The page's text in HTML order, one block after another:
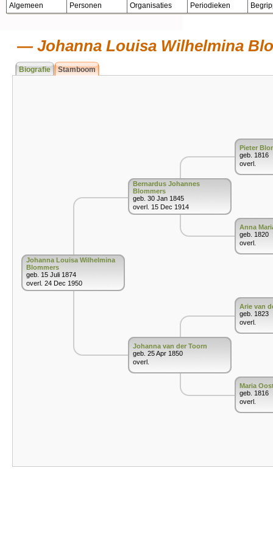
Algemeen Personen Organisaties Periodieken
Johanna Louisa Wilhelmina
Biografie Stamboom
Johanna Louisa Wilhelmina
Blommers
geb. 15 Juli 1874
overl. 24 Dec 1950
Bernardus Johannes
Blommers
geb. 30 Jan 1845
overl. 15 Dec 1914
Johanna van der Toorn
geb. 25 Apr 1850
overl.
Pieter
geb. 1816
overl.
Anna
geb. 1820
overl.
Arie van
geb. 1823
overl.
Maria
geb. 1816
overl.